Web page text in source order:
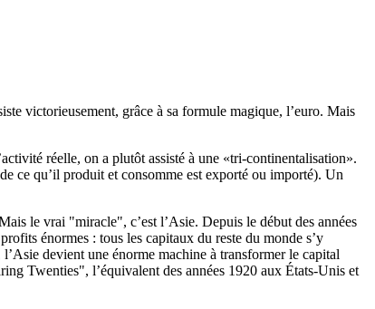
victorieusement, grâce à sa formule magique, l’euro. Mais
réelle, on a plutôt assisté à une «tri-continentalisation».
ce qu’il produit et consomme est exporté ou importé). Un
le vrai "miracle", c’est l’Asie. Depuis le début des années
énormes : tous les capitaux du reste du monde s’y
devient une énorme machine à transformer le capital
Twenties", l’équivalent des années 1920 aux États-Unis et